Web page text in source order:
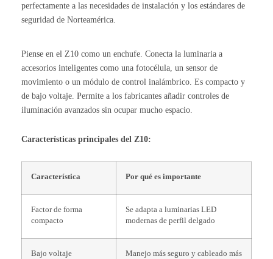
perfectamente a las necesidades de instalación y los estándares de
seguridad de Norteamérica.
Piense en el Z10 como un enchufe. Conecta la luminaria a
accesorios inteligentes como una fotocélula, un sensor de
movimiento o un módulo de control inalámbrico. Es compacto y
de bajo voltaje. Permite a los fabricantes añadir controles de
iluminación avanzados sin ocupar mucho espacio.
Características principales del Z10:
Característica Por qué es importante
Factor de forma
compacto
Se adapta a luminarias LED
modernas de perfil delgado
Bajo voltaje
Manejo más seguro y cableado más